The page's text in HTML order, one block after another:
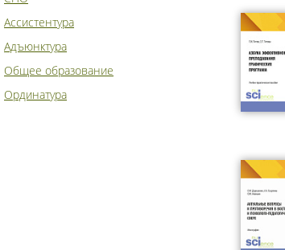
Ассистентура
Адъюнктура
Общее образование
Ординатура